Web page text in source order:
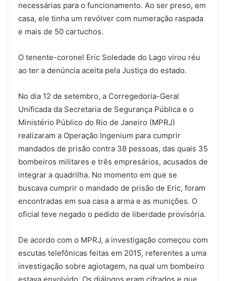
necessárias para o funcionamento. Ao ser preso, em
casa, ele tinha um revólver com numeração raspada
e mais de 50 cartuchos.
O tenente-coronel Eric Soledade do Lago virou réu
ao ter a denúncia aceita pela Justiça do estado.
No dia 12 de setembro, a Corregedoria-Geral
Unificada da Secretaria de Segurança Pública e o
Ministério Público do Rio de Janeiro (MPRJ)
realizaram a Operação Ingenium para cumprir
mandados de prisão contra 38 pessoas, das quais 35
bombeiros militares e três empresários, acusados de
integrar a quadrilha. No momento em que se
buscava cumprir o mandado de prisão de Eric, foram
encontradas em sua casa a arma e as munições. O
oficial teve negado o pedido de liberdade provisória.
De acordo com o MPRJ, a investigação começou com
escutas telefônicas feitas em 2015, referentes a uma
investigação sobre agiotagem, na qual um bombeiro